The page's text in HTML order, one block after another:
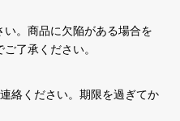
。商品に欠陥がある場合を
了承ください。
絡ください。期限を過ぎてか